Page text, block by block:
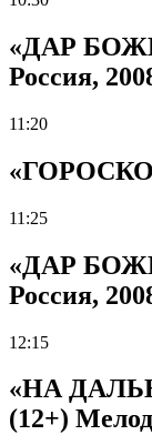
«ДАР
Россия,
11:20
11:25
«ДАР
Россия,
12:15
«НА
(12+)